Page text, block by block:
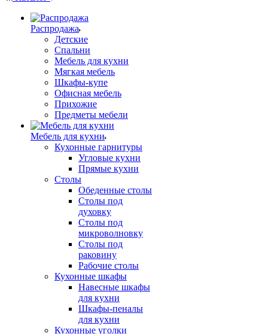
Распродажа
Детские
Спальни
Мебель для кухни
Мягкая мебель
Шкафы-купе
Офисная мебель
Прихожие
Предметы мебели
Мебель для кухни
Кухонные гарнитуры
Угловые кухни
Прямые кухни
Столы
Обеденные столы
Столы под
духовку
Столы под
микроволновку
Столы под
раковину
Рабочие столы
Кухонные шкафы
Навесные шкафы
для кухни
Шкафы-пеналы
для кухни
Кухонные уголки